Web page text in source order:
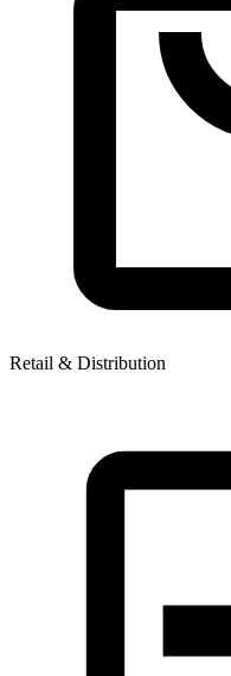
Retail & Distribution